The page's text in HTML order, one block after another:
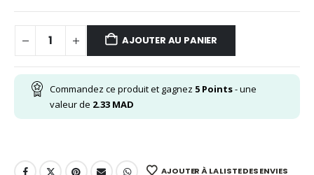
AJOUTER AU PANIER
Commandez ce produit et gagnez 5 Points- une
valeur de 2.33 MAD
AJOUTER À LA LISTE DES ENVIES